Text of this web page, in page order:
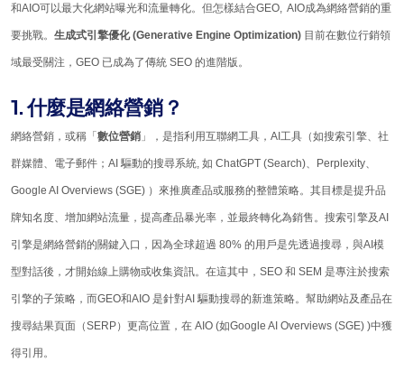
和AIO可以最大化網站曝光和流量轉化。但怎樣結合GEO, AIO成為網絡營銷的重
要挑戰。 生成式引擎優化 (Generative Engine Optimization) 目前在數位行銷領
域最受關注，GEO 已成為了傳統 SEO 的進階版。
1. 什麼是網絡營銷？
網絡營銷，或稱「數位營銷 」，是指利用互聯網工具，AI工具（如搜索引擎、社
群媒體、電子郵件；AI 驅動的搜尋系統, 如 ChatGPT (Search)、Perplexity、
Google AI Overviews (SGE) ）來推廣產品或服務的整體策略。其目標是提升品
牌知名度、增加網站流量，提高產品暴光率，並最終轉化為銷售。搜索引擎及AI
引擎是網絡營銷的關鍵入口，因為全球超過 80% 的用戶是先透過搜尋，與AI模
型對話後，才開始線上購物或收集資訊。在這其中，SEO 和 SEM 是專注於搜索
引擎的子策略，而GEO和AIO 是針對AI 驅動搜尋的新進策略。幫助網站及產品在
搜尋結果頁面（SERP）更高位置，在 AIO (如Google AI Overviews (SGE) )中獲
得引用。